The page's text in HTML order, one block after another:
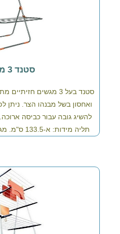
סטנד 3 מגשים
סטנד בעל 3 מגשים
ואחסון בשל מבנהו הצר. ניתן
תליה מידות: א-133.5 ס"מ. מגשים 70*70 עומק 70 ס"מ